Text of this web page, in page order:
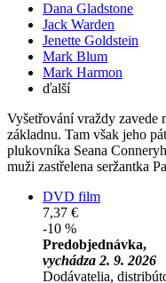
Dana Gladstone
Jack Warden
Jenette Goldstein
Mark Blum
Mark Harmon
ďalší
Vyšetřování vraždy zavede
základnu. Tam však jeho
plukovníka Seana
muži zastřelena seržantka
DVD film
7,37 €
-10 %
Predobjednávka,
vychádza 2. 9. 2026
Dodávatelia,